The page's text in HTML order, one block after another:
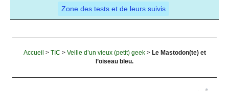
Zone des tests et de leurs suivis
Accueil > TIC > Veille d’un vieux (petit) geek> Le Mastodon(te) et
l’oiseau bleu.